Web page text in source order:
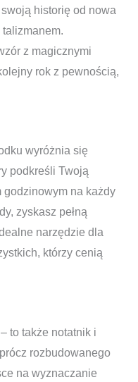
historię od nowa
z magicznymi
rok z pewnością,
wyróżnia się
podkreśli Twoją
godzinowym na każdy
zyskasz pełną
narzędzie dla
którzy cenią
to także notatnik i
rozbudowanego
na wyznaczanie